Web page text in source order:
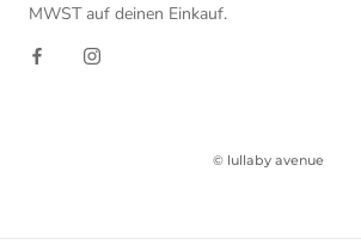
MWST auf deinen Einkauf.
© lullaby avenue